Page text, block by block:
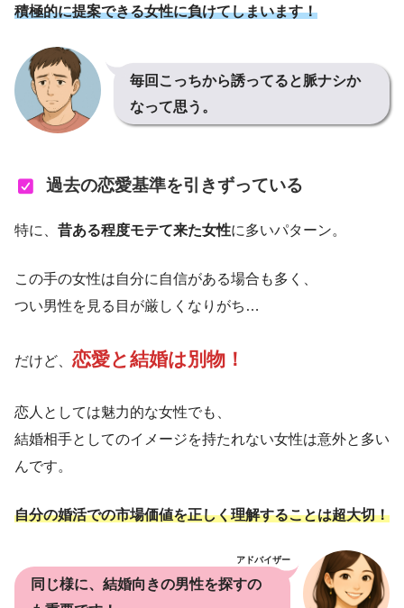
積極的に提案できる女性に負けてしまいます！
毎回こっちから誘ってると脈ナシか
なって思う。
過去の恋愛基準を引きずっている
特に、 昔ある程度モテて来た女性に多いパターン。
この手の女性は自分に自信がある場合も多く、
つい男性を見る目が厳しくなりがち…
だけど、 恋愛と結婚は別物！
恋人としては魅力的な女性でも、
結婚相手としてのイメージを持たれない女性は意外と多い
んです。
自分の婚活での市場価値を正しく理解することは超大切！
アドバイザー
同じ様に、結婚向きの男性を探すの